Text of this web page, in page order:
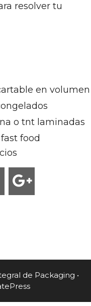
resolver tu
en volumen
o tnt laminadas
food
de Packaging •